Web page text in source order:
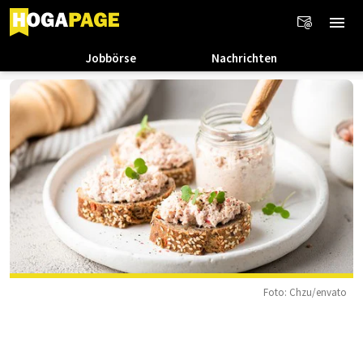
Jobbörse Nachrichten
Foto: Chzu/envato